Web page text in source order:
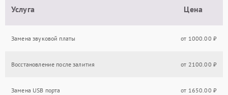
Услуга Цена
Замена звуковой платы от 1000.00 ₽
Восстановление после залития от 2100.00 ₽
Замена USB порта от 1650.00 ₽